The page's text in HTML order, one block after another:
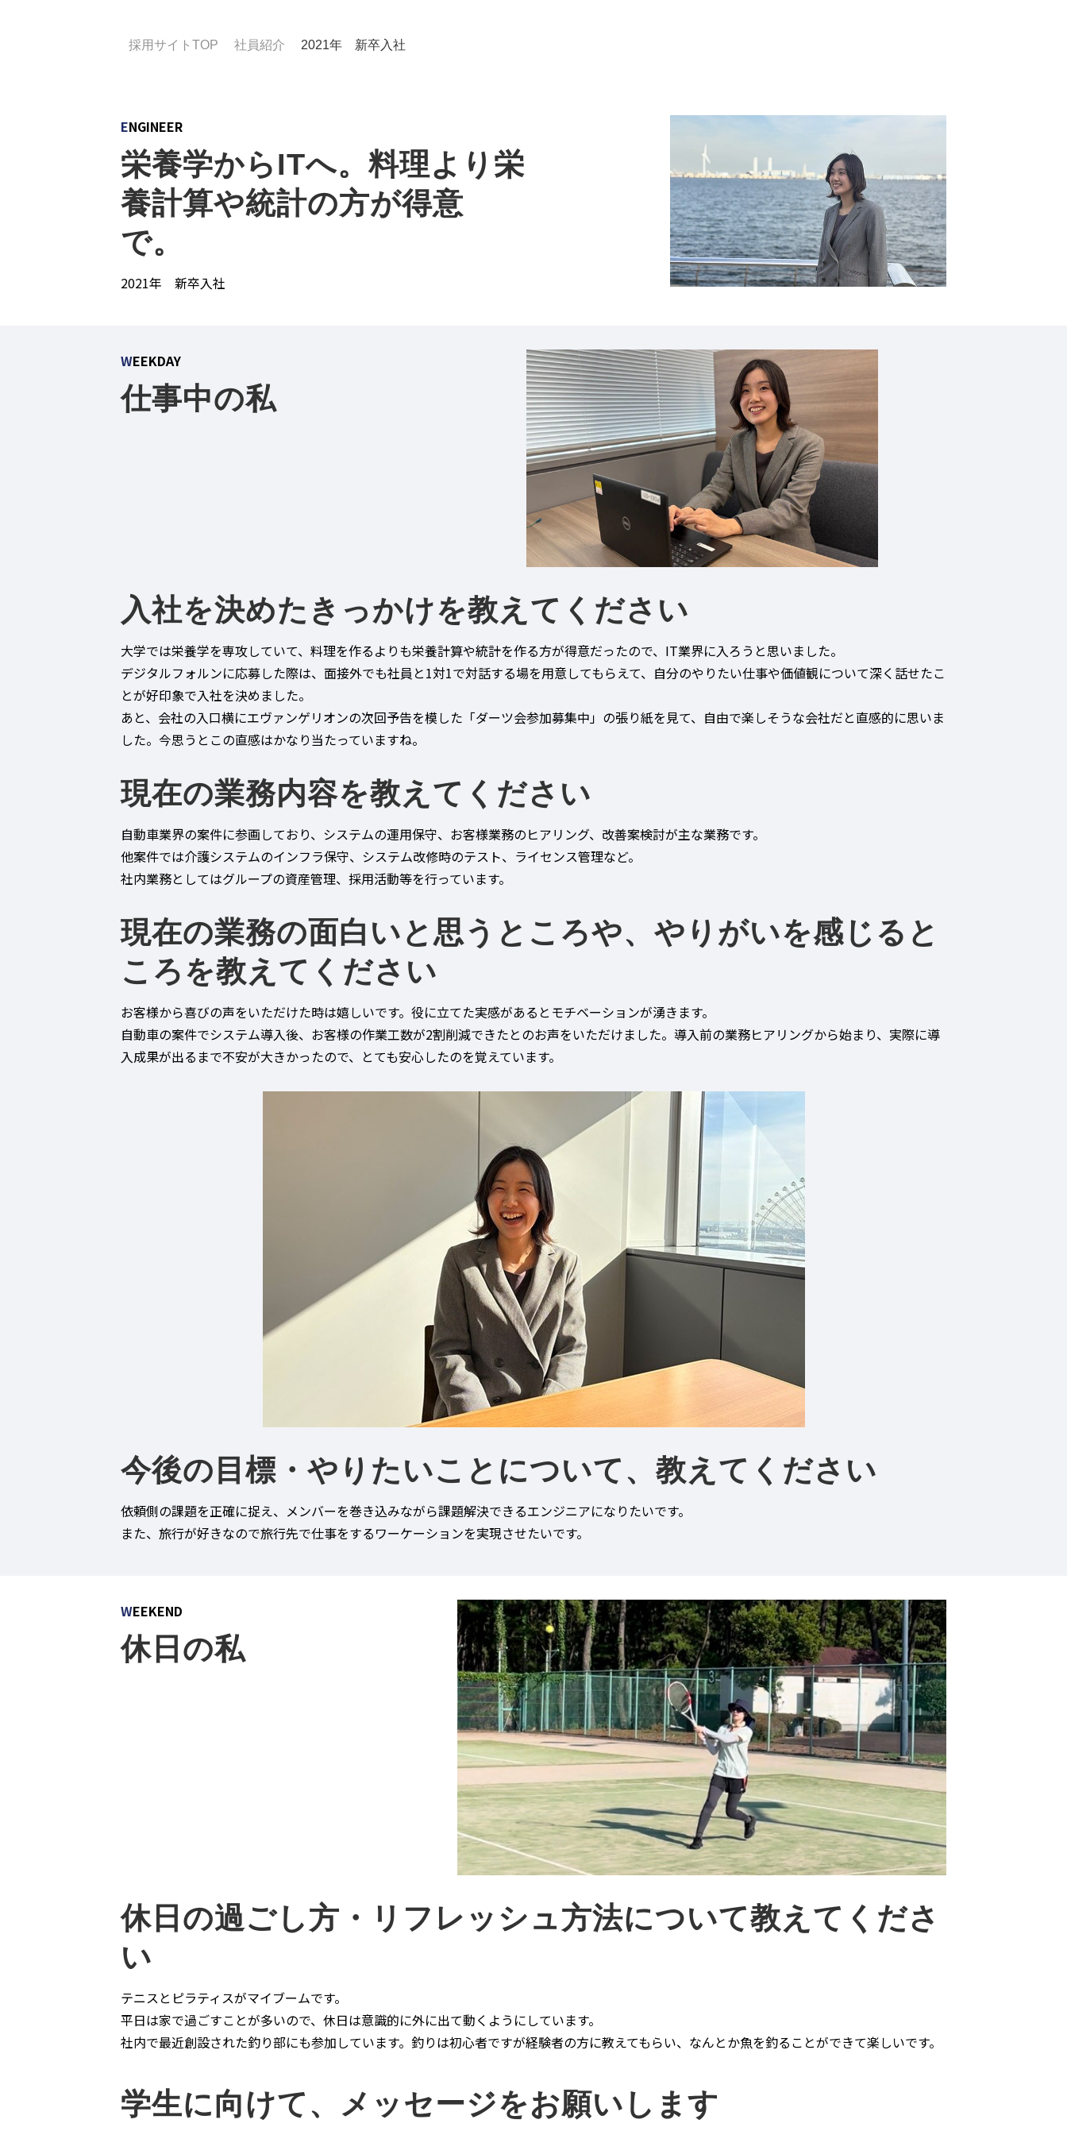
採用サイトTOP 社員紹介 2021年 新卒入社
ENGINEER
栄養学からITへ。料理より栄
養計算や統計の方が得意
で。
2021年 新卒入社
WEEKDAY
仕事中の私
入社を決めたきっかけを教えてください
大学では栄養学を専攻していて、料理を作るよりも栄養計算や統計を作る方が得意だったので、IT業界に入ろうと思いました。
デジタルフォルンに応募した際は、面接外でも社員と1対1で対話する場を用意してもらえて、自分のやりたい仕事や価値観について深く話せたこ
とが好印象で入社を決めました。
あと、会社の入口横にエヴァンゲリオンの次回予告を模した「ダーツ会参加募集中」の張り紙を見て、自由で楽しそうな会社だと直感的に思いま
した。今思うとこの直感はかなり当たっていますね。
現在の業務内容を教えてください
自動車業界の案件に参画しており、システムの運用保守、お客様業務のヒアリング、改善案検討が主な業務です。
他案件では介護システムのインフラ保守、システム改修時のテスト、ライセンス管理など。
社内業務としてはグループの資産管理、採用活動等を行っています。
現在の業務の面白いと思うところや、やりがいを感じると
ころを教えてください
お客様から喜びの声をいただけた時は嬉しいです。役に立てた実感があるとモチベーションが湧きます。
自動車の案件でシステム導入後、お客様の作業工数が2割削減できたとのお声をいただけました。導入前の業務ヒアリングから始まり、実際に導
入成果が出るまで不安が大きかったので、とても安心したのを覚えています。
今後の目標・やりたいことについて、教えてください
依頼側の課題を正確に捉え、メンバーを巻き込みながら課題解決できるエンジニアになりたいです。
また、旅行が好きなので旅行先で仕事をするワーケーションを実現させたいです。
WEEKEND
休日の私
休日の過ごし方・リフレッシュ方法について教えてくださ
い
テニスとピラティスがマイブームです。
平日は家で過ごすことが多いので、休日は意識的に外に出て動くようにしています。
社内で最近創設された釣り部にも参加しています。釣りは初心者ですが経験者の方に教えてもらい、なんとか魚を釣ることができて楽しいです。
学生に向けて、メッセージをお願いします